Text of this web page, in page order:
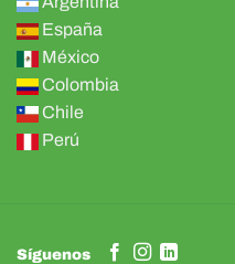
España
México
Colombia
Chile
Perú
Síguenos